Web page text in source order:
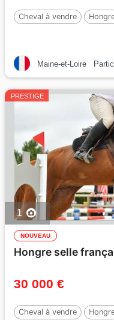
Cheval à vendre
Maine-et-Loire
PRESTIGE
1
NOUVEAU
Hongre selle
30 000 €
Cheval à vendre